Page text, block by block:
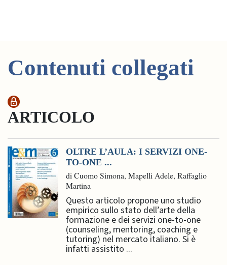
Contenuti collegati
ARTICOLO
OLTRE L’AULA: I SERVIZI ONE-
TO-ONE ...
di Cuomo Simona, Mapelli Adele, Raffaglio
Martina
Questo articolo propone uno studio
empirico sullo stato dell’arte della
formazione e dei servizi one-to-one
(counseling, mentoring, coaching e
tutoring) nel mercato italiano. Si è
infatti assistito ...